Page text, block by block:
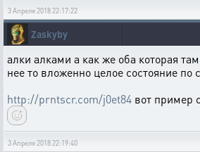
3 Апреля 2018 22:17:22
Zaskyby
алки алками а как же оба которая
нее то вложенно целое состояние по
http://prntscr.com/j0et84 вот пример
3 Апреля 2018 22:19:40